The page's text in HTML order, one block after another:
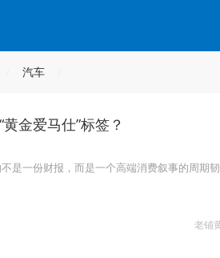
汽车
金爱马仕”标签？
是一份财报，而是一个高端消费叙事的周期韧
老铺